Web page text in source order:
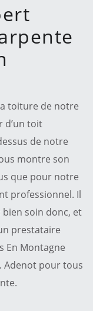
toiture de notre
d’un toit
de notre
montre son
que pour notre
professionnel. Il
bien soin donc, et
prestataire
En Montagne
Adenot pour tous